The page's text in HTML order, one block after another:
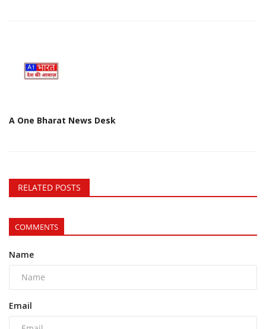
A One Bharat News Desk
RELATED POSTS
COMMENTS
Name
Email